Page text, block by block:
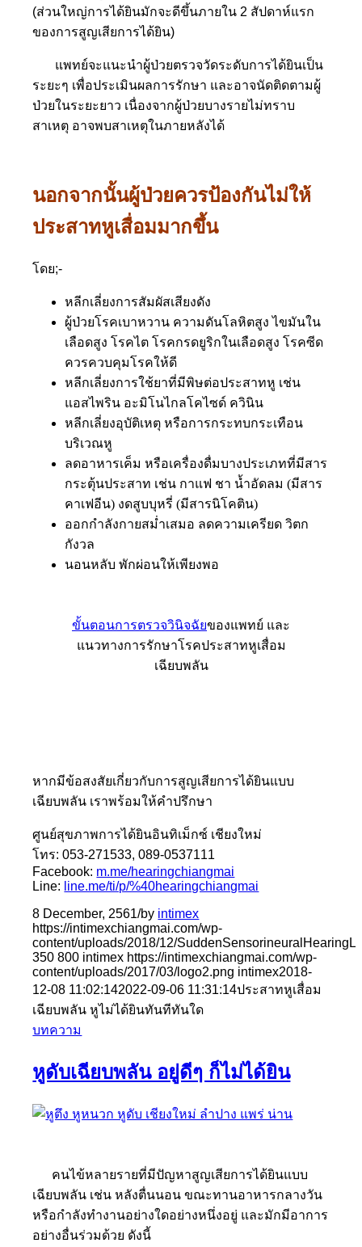
(ส่วนใหญ่การได้ยินมักจะดีขึ้นภายใน 2 สัปดาห์แรก
ของการสูญเสียการได้ยิน)
แพทย์จะแนะนำผู้ป่วยตรวจวัดระดับการได้ยินเป็น
ระยะๆ เพื่อประเมินผลการรักษา และอาจนัดติดตามผู้
ป่วยในระยะยาว เนื่องจากผู้ป่วยบางรายไม่ทราบ
สาเหตุ อาจพบสาเหตุในภายหลังได้
นอกจากนั้นผู้ป่วยควรป้องกันไม่ให้
ประสาทหูเสื่อมมากขึ้น
โดย;-
หลีกเลี่ยงการสัมผัสเสียงดัง
ผู้ป่วยโรคเบาหวาน ความดันโลหิตสูง ไขมันใน
เลือดสูง โรคไต โรคกรดยูริกในเลือดสูง โรคซีด
ควรควบคุมโรคให้ดี
หลีกเลี่ยงการใช้ยาที่มีพิษต่อประสาทหู เช่น
แอสไพริน อะมิโนไกลโคไซด์ ควินิน
หลีกเลี่ยงอุบัติเหตุ หรือการกระทบกระเทือน
บริเวณหู
ลดอาหารเค็ม หรือเครื่องดื่มบางประเภทที่มีสาร
กระตุ้นประสาท เช่น กาแฟ ชา น้ำอัดลม (มีสาร
คาเฟอีน) งดสูบบุหรี่ (มีสารนิโคติน)
ออกกำลังกายสม่ำเสมอ ลดความเครียด วิตก
กังวล
นอนหลับ พักผ่อนให้เพียงพอ
ขั้นตอนการตรวจวินิจฉัยของแพทย์ และ
แนวทางการรักษาโรคประสาทหูเสื่อม
เฉียบพลัน
หากมีข้อสงสัยเกี่ยวกับการสูญเสียการได้ยินแบบ
เฉียบพลัน เราพร้อมให้คำปรึกษา
ศูนย์สุขภาพการได้ยินอินทิเม็กซ์ เชียงใหม่
โทร: 053-271533, 089-0537111
Facebook: m.me/hearingchiangmai
Line: line.me/ti/p/%40hearingchiangmai
8 December, 2561/by intimex
https://intimexchiangmai.com/wp-
content/uploads/2018/12/
350 800 intimex https://intimexchiangmai.com/wp-
content/uploads/2017/03/logo2.png intimex2018-
12-08 11:02:142022-09-06 11:31:14ประสาทหูเสื่อม
เฉียบพลัน หูไม่ได้ยินทันทีทันใด
บทความ
หูดับเฉียบพลัน อยู่ดีๆ ก็ไม่ได้ยิน
คนไข้หลายรายที่มีปัญหาสูญเสียการได้ยินแบบ
เฉียบพลัน เช่น หลังตื่นนอน ขณะทานอาหารกลางวัน
หรือกำลังทำงานอย่างใดอย่างหนึ่งอยู่ และมักมีอาการ
อย่างอื่นร่วมด้วย ดังนี้